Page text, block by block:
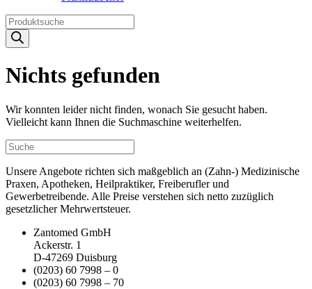
Products
search
Nichts gefunden
Wir konnten leider nicht finden, wonach Sie gesucht haben.
Vielleicht kann Ihnen die Suchmaschine weiterhelfen.
Unsere Angebote richten sich maßgeblich an (Zahn-) Medizinische
Praxen, Apotheken, Heilpraktiker, Freiberufler und
Gewerbetreibende. Alle Preise verstehen sich netto zuzüglich
gesetzlicher Mehrwertsteuer.
Zantomed GmbH
Ackerstr. 1
D-47269 Duisburg
(0203) 60 7998 – 0
(0203) 60 7998 – 70